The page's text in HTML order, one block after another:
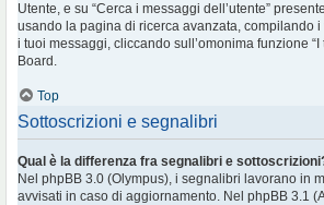
Utente, e su “Cerca i messaggi dell’utente”
usando la pagina di ricerca avanzata, compilando
i tuoi messaggi, cliccando sull’omonima funzione
Board.
Top
Sottoscrizioni e segnalibri
Qual è la differenza fra segnalibri e
Nel phpBB 3.0 (Olympus), i segnalibri lavorano in
avvisati in caso di aggiornamento. Nel phpBB 3.1